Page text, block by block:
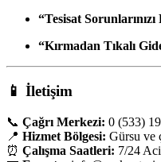
“Tesisat
“Kırmadan Tıkalı
📱 İletişim
📞 Çağrı Merkezi: 0 (533)
📍 Hizmet Bölgesi: Gürsu ve
⏰ Çalışma Saatleri: 7/24